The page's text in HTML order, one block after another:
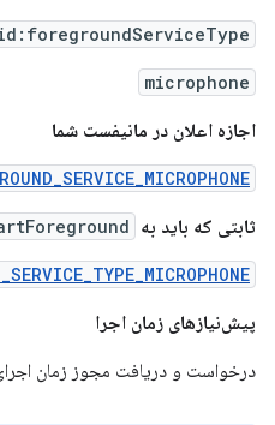
microphone
اجازه اعلان در مانیفست شما
ثابتی که باید به
پیش‌نیازهای زمان اجرا
درخواست و دریافت مجوز زمان